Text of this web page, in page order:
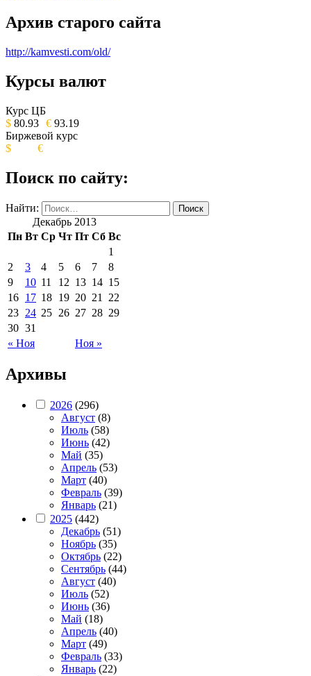
Архив старого сайта
http://kamvesti.com/old/
ОБЩЕСТВЕННО-ПОЛИТИЧЕСКОЕ
ИЗДАНИЕ КАМЧАТСКОГО КРАЯ.
Курсы валют
Курс ЦБ
$ 80.93 € 93.19
Биржевой курс
$
€
Поиск по сайту:
Найти:
Декабрь 2013
Пн Вт Ср Чт Пт Сб Вс
« Ноя Ноя »
1
2
3 4 5 6 7
8
9
10 11 12 13 14 15
16 17 18 19 20 21
22
23 24 25 26 27 28 29
30 31
Архивы
2026 (296)
Август (8)
Июль (58)
Июнь (42)
Май (35)
Апрель (53)
Март (40)
Февраль (39)
Январь (21)
2025 (442)
Декабрь (51)
Ноябрь (35)
Октябрь (22)
Сентябрь (44)
Август (40)
Июль (52)
Июнь (36)
Май (18)
Апрель (40)
Март (49)
Февраль (33)
Январь (22)